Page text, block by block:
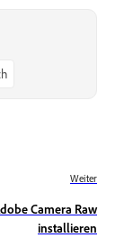
Weiter
Camera Raw
installieren